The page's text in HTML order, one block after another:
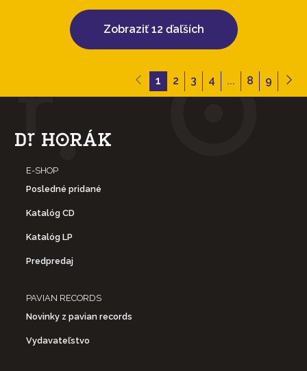
Zobraziť 12 ďaľších
1 2 3 4 ... 8 9
E-SHOP
Posledné pridané
Katalóg CD
Katalóg LP
Predpredaj
PAVIAN RECORDS
Novinky z pavian records
Vydavateľstvo